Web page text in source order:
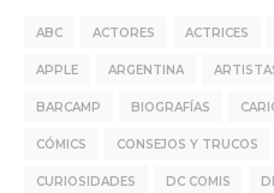
ABC ACTORES ACTRICES
APPLE ARGENTINA
BARCAMP BIOGRAFÍAS
CÓMICS CONSEJOS Y TRUCOS
CURIOSIDADES DC COMIS